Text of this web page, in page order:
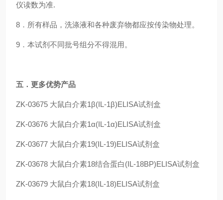
仪读数为准.
8．所有样品，洗涤液和各种废弃物都应按传染物处理。
9．本试剂不同批号组分不得混用。
五 ．更多优势产品
ZK-03675 大鼠白介素1β(IL-1β)ELISA试剂盒
ZK-03676 大鼠白介素1α(IL-1α)ELISA试剂盒
ZK-03677 大鼠白介素19(IL-19)ELISA试剂盒
ZK-03678 大鼠白介素18结合蛋白(IL-18BP)ELISA试剂盒
ZK-03679 大鼠白介素18(IL-18)ELISA试剂盒